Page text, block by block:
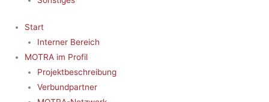
Start
Interner Bereich
MOTRA im Profil
Projektbeschreibung
Verbundpartner